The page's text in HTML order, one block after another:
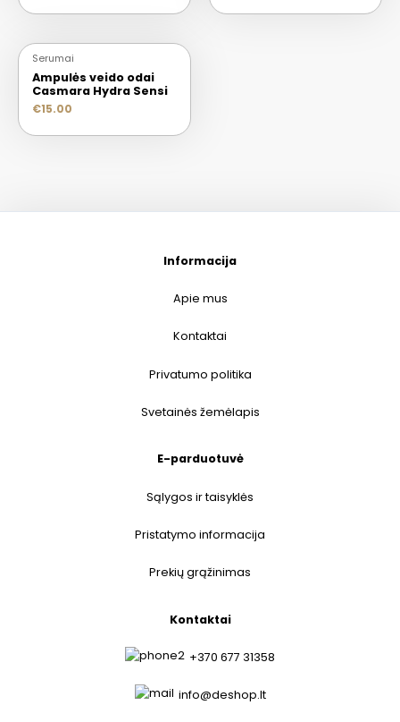
Serumai
Ampulės veido odai
Casmara Hydra Sensi
€15.00
Informacija
Apie mus
Kontaktai
Privatumo politika
Svetainės žemėlapis
E-parduotuvė
Sąlygos ir taisyklės
Pristatymo informacija
Prekių grąžinimas
Kontaktai
+370 677 31358
info@deshop.lt